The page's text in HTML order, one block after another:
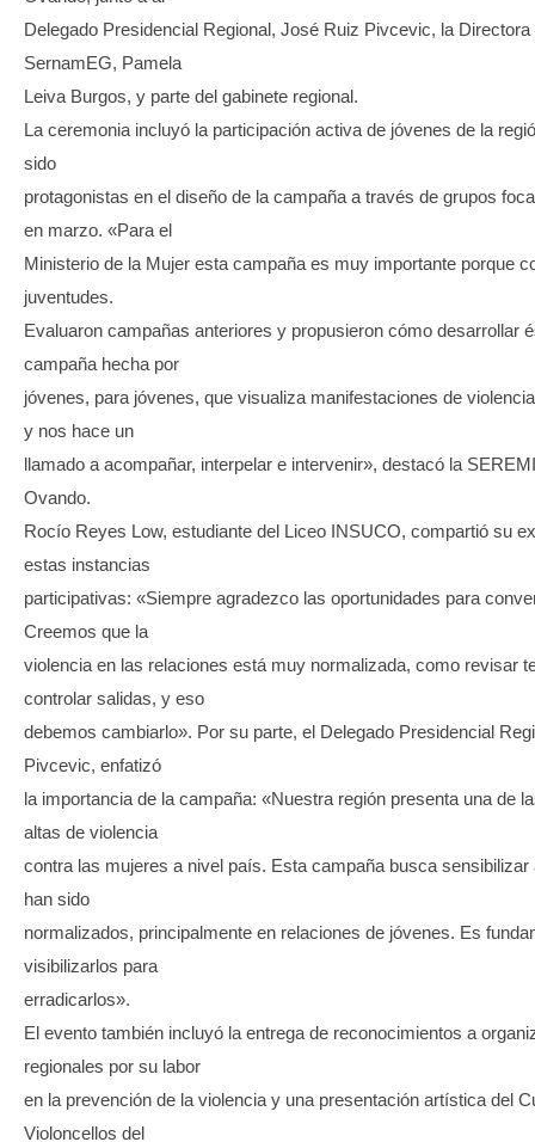
Delegado Presidencial Regional, José Ruiz Pivcevic, la Directora
SernamEG, Pamela
Leiva Burgos, y parte del gabinete regional.
La ceremonia incluyó la participación activa de jóvenes de la
sido
protagonistas en el diseño de la campaña a través de grupos
en marzo. «Para el
Ministerio de la Mujer esta campaña es muy importante porque
juventudes.
Evaluaron campañas anteriores y propusieron cómo desarrollar
campaña hecha por
jóvenes, para jóvenes, que visualiza manifestaciones de
y nos hace un
llamado a acompañar, interpelar e intervenir», destacó la
Ovando.
Rocío Reyes Low, estudiante del Liceo INSUCO, compartió su
estas instancias
participativas: «Siempre agradezco las oportunidades para
Creemos que la
violencia en las relaciones está muy normalizada, como revisar
controlar salidas, y eso
debemos cambiarlo». Por su parte, el Delegado Presidencial
Pivcevic, enfatizó
la importancia de la campaña: «Nuestra región presenta una de
altas de violencia
contra las mujeres a nivel país. Esta campaña busca sensibilizar
han sido
normalizados, principalmente en relaciones de jóvenes. Es
visibilizarlos para
erradicarlos».
El evento también incluyó la entrega de reconocimientos a
regionales por su labor
en la prevención de la violencia y una presentación artística del
Violoncellos del